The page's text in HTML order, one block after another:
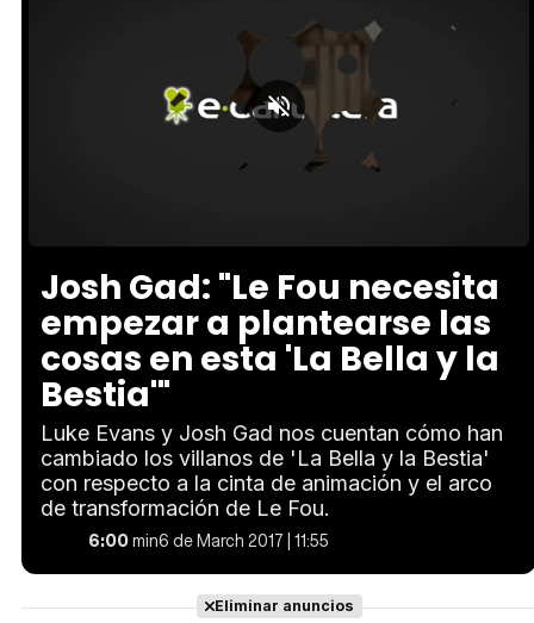
10.10%
Josh Gad: "Le Fou necesita
empezar a plantearse las
cosas en esta 'La Bella y la
Bestia'"
Luke Evans y Josh Gad nos cuentan cómo han
cambiado los villanos de 'La Bella y la Bestia'
con respecto a la cinta de animación y el arco
de transformación de Le Fou.
6:00min6 de March 2017 | 11:55
Eliminar anuncios